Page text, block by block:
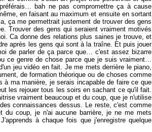
bah ne pas compromettre ça à cause
en faisant au maximum et ensuite en sortant
ça me permettrait justement de trouver des gens
Trouver des gens qui seraient vraiment motivés
Ca donne des relations plus saines je trouve, et
après les gens qui sont à la traîne. Et puis jouer
de parler de ça parce que… c'est assez bizarre
ce genre de chose parce que je suis vraiment…
jeu vidéo en fait. Je me mets derrière le piano,
de formation théorique ou de choses comme
ma manière, je serais incapable de faire ce que
les rejouer tous les soirs en sachant ce qu'il fait.
vraiment beaucoup et du coup, que je n'utilise
connaissances dessus. Le reste, c'est comme
coup, je n'ai aucune barrière, je ne me mets
à chaque fois que j'enregistre quelque